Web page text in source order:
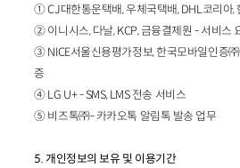
① CJ대한통운택배, 우체국택배, DHL코리아,
② 이니시스, 다날, KCP, 금융결제원 - 서비스
③ NICE서울신용평가정보, 한국모바일인증
증
④ LG U+ - SMS, LMS 전송 서비스
⑤ 비즈톡㈜- 카카오톡 알림톡 발송 업무
5. 개인정보의 보유 및 이용기간